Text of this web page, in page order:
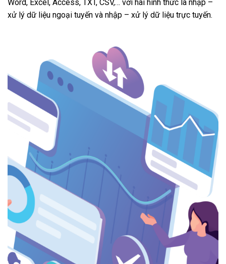
Word, Excel, Access, TXT, CSV,… với hai hình thức là nhập –
xử lý dữ liệu ngoại tuyến và nhập – xử lý dữ liệu trực tuyến.